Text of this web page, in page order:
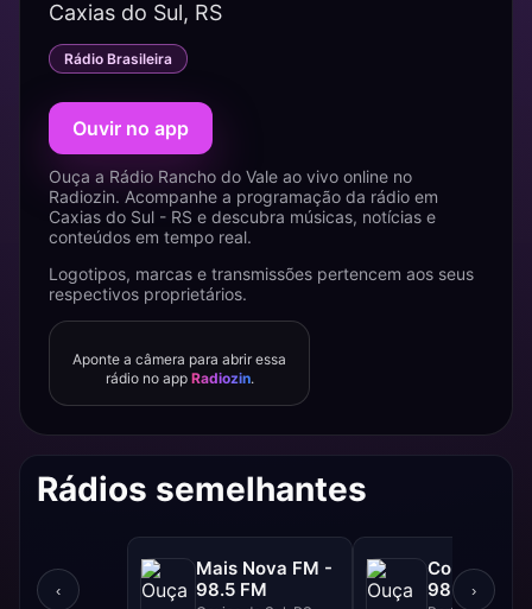
Caxias do Sul, RS
Rádio Brasileira
Ouvir no app
Ouça a Rádio Rancho do Vale ao vivo online no
Radiozin. Acompanhe a programação da rádio em
Caxias do Sul - RS e descubra músicas, notícias e
conteúdos em tempo real.
Logotipos, marcas e transmissões pertencem aos seus
respectivos proprietários.
Aponte a câmera para abrir essa
rádio no app Radiozin.
Rádios semelhantes
‹
Mais Nova FM -
98.5 FM
98.3 FM
›